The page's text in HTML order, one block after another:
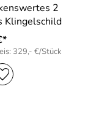
2
Klingelschild
329,- €/Stück